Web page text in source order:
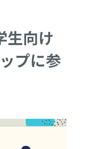
生向け
プに参